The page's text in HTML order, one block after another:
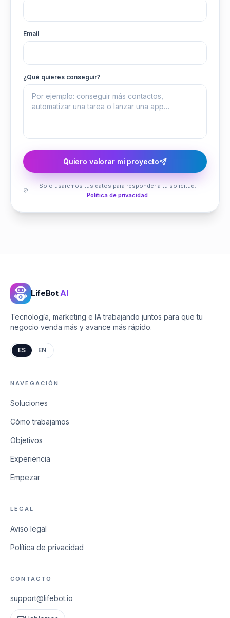
Email
¿Qué quieres conseguir?
Quiero valorar mi proyecto
Solo usaremos tus datos para responder a tu solicitud.
Política de privacidad
LifeBotAI
Tecnología, marketing e IA trabajando juntos para que tu
negocio venda más y avance más rápido.
ES EN
NAVEGACIÓN
Soluciones
Cómo trabajamos
Objetivos
Experiencia
Empezar
LEGAL
Aviso legal
Política de privacidad
CONTACTO
support@lifebot.io